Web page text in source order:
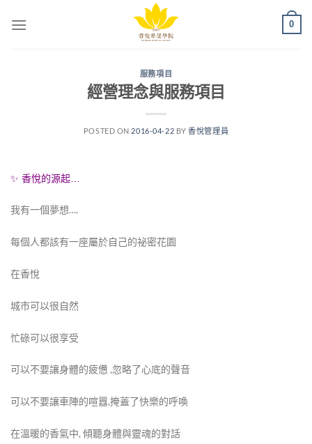
0
服務項目
經營理念與服務項目
POSTED ON 2016-04-22 BY香悅管理員
✨ 香悅的源起…
我有一個夢想….
每個人都該有一座屬於自己的祕密花園
在香悅
城市可以很自然
忙碌可以很享受
可以不要讓身體的疲憊 ,忽略了心底的聲音
可以不要讓車陣的喧囂,掩蓋了快樂的呼喚
在溫暖的香氣中, 傾聽身體與靈魂的對話